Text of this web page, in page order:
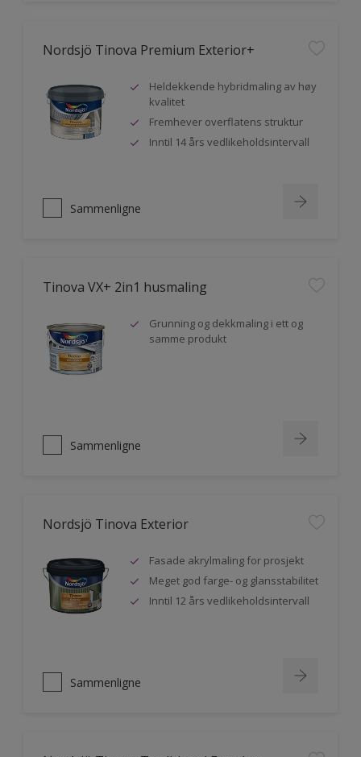
Nordsjö Tinova Premium Exterior+
Heldekkende hybridmaling av høy
kvalitet
Fremhever overflatens struktur
Inntil 14 års vedlikeholdsintervall
Sammenligne
Tinova VX+ 2in1 husmaling
Grunning og dekkmaling i ett og
samme produkt
Sammenligne
Nordsjö Tinova Exterior
Fasade akrylmaling for prosjekt
Meget god farge- og glansstabilitet
Inntil 12 års vedlikeholdsintervall
Sammenligne